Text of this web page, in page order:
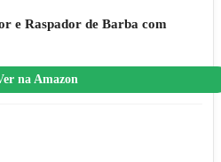
e Raspador de Barba com
na Amazon